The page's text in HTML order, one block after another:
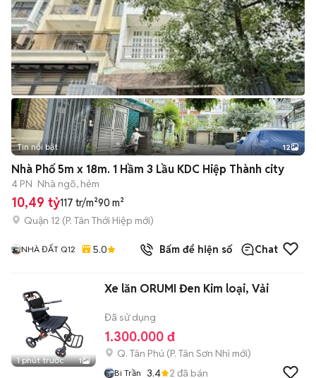
+2
Tin nổi bật 12
Nhà Phố 5m x 18m. 1 Hầm 3 Lầu KDC Hiệp Thành city
4 PN Nhà ngõ, hẻm
10,49 tỷ117 tr/m²90 m²
Quận 12 (P. Tân Thới Hiệp mới)
NHÀ ĐẤT Q12 5.0 Bấm để hiện số Chat
1 phút trước 1
Xe lăn ORUMI Đen Kim loại, Vải
Đã sử dụng
1.300.000 đ
Q. Tân Phú (P. Tân Sơn Nhì mới)
Bi Trần 3.4 2 đã bán